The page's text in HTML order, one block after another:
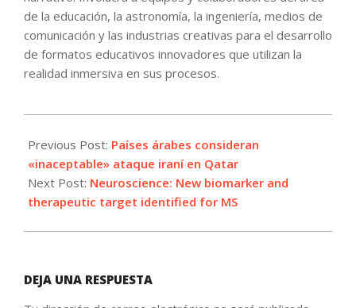
de la educación, la astronomía, la ingeniería, medios de
comunicación y las industrias creativas para el desarrollo
de formatos educativos innovadores que utilizan la
realidad inmersiva en sus procesos.
06-
24
Previous Post: Países árabes consideran
«inaceptable» ataque iraní en Qatar
Next Post: Neuroscience: New biomarker and
therapeutic target identified for MS
DEJA UNA RESPUESTA